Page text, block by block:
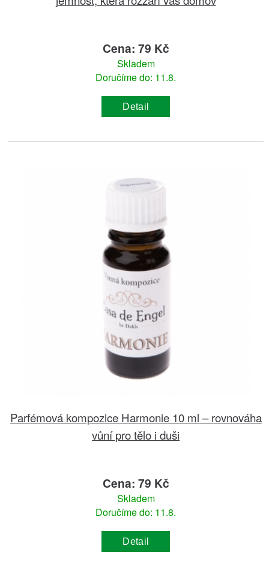
Cena: 79 Kč
Skladem
Doručíme do: 11.8.
Detail
Parfémová kompozice Harmonie 10 ml – rovnováha
vůní pro tělo i duši
Cena: 79 Kč
Skladem
Doručíme do: 11.8.
Detail